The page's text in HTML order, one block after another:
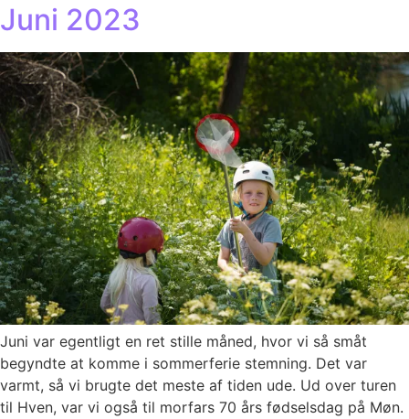
Juni 2023
Juni var egentligt en ret stille måned, hvor vi så småt
begyndte at komme i sommerferie stemning. Det var
varmt, så vi brugte det meste af tiden ude. Ud over turen
til Hven, var vi også til morfars 70 års fødselsdag på Møn.